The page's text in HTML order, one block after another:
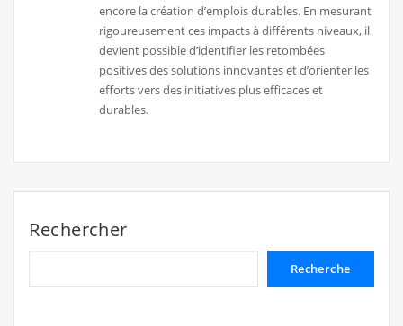
encore la création d’emplois durables. En mesurant
rigoureusement ces impacts à différents niveaux, il
devient possible d’identifier les retombées
positives des solutions innovantes et d’orienter les
efforts vers des initiatives plus efficaces et
durables.
Rechercher
Recherche